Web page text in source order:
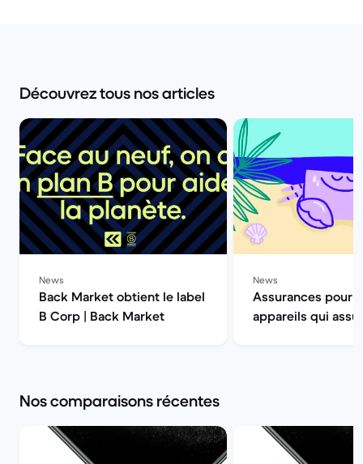
Découvrez tous nos articles
News
Back Market obtient le label
B Corp | Back Market
News
Assurances pour
appareils qui
Nos comparaisons récentes